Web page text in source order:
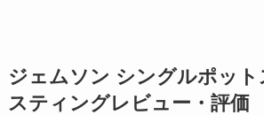
ジェムソン シングルポット
スティングレビュー・評価